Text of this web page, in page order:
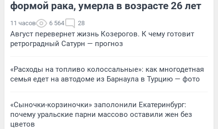
формой рака, умерла в возрасте 26 лет
11 часов 6 564 28
Август перевернет жизнь Козерогов. К чему готовит
ретроградный Сатурн — прогноз
«Расходы на топливо колоссальные»: как многодетная
семья едет на автодоме из Барнаула в Турцию — фото
«Сыночки-корзиночки» заполонили Екатеринбург:
почему уральские парни массово оставили жен без
цветов